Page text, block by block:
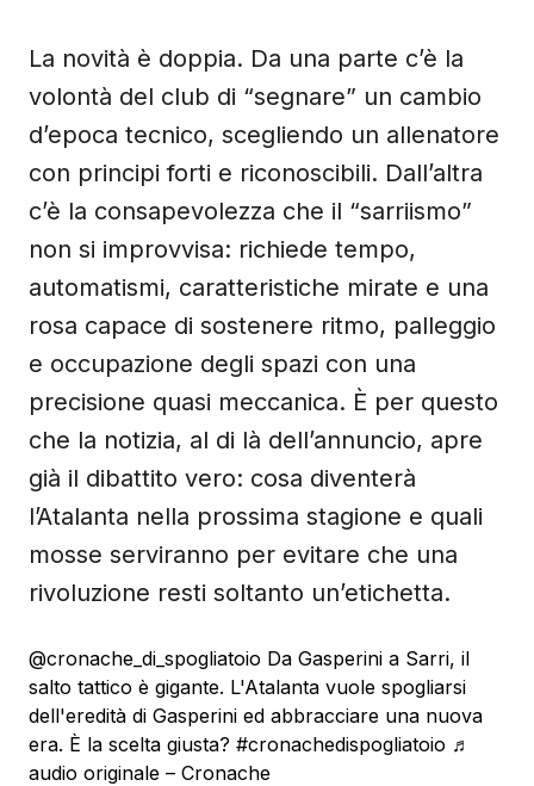
La novità è doppia. Da una parte c’è la
volontà del club di “segnare” un cambio
d’epoca tecnico, scegliendo un allenatore
con principi forti e riconoscibili. Dall’altra
c’è la consapevolezza che il “sarriismo”
non si improvvisa: richiede tempo,
automatismi, caratteristiche mirate e una
rosa capace di sostenere ritmo, palleggio
e occupazione degli spazi con una
precisione quasi meccanica. È per questo
che la notizia, al di là dell’annuncio, apre
già il dibattito vero: cosa diventerà
l’Atalanta nella prossima stagione e quali
mosse serviranno per evitare che una
rivoluzione resti soltanto un’etichetta.
@cronache_di_spogliatoio Da Gasperini a Sarri, il
salto tattico è gigante. L'Atalanta vuole spogliarsi
dell'eredità di Gasperini ed abbracciare una nuova
era. È la scelta giusta? #cronachedispogliatoio ♬
audio originale – Cronache